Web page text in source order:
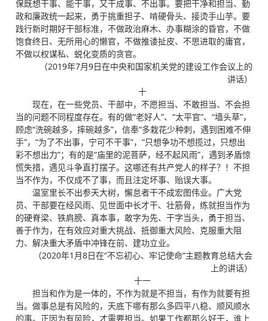
保既想干事、能干事，又干成事、不出事。要把干净和担当、勤
政和廉政统一起来，勇于挑重担子、啃硬骨头、接烫手山芋。要
践行新时期好干部标准，不做政治麻木、办事糊涂的昏官，不做
饱食终日、无所用心的懒官，不做推诿扯皮、不思进取的庸官，
不做以权谋私、蜕化变质的贪官。
（2019年7月9日在中央和国家机关党的建设工作会议上的
讲话）
十
现在，在一些党员、干部中，不愿担当、不敢担当、不会担
当的问题不同程度存在。有的做“老好人”、“太平官”、“墙头草”，
顾虑“洗碗越多，摔碗越多”，信奉“多栽花少种刺，遇到困难不伸
手”，“为了不出事，宁可不干事”，“只想争功不想揽过，只想出
彩不想出力”；有的是“庙里的泥菩萨，经不起风雨”，遇到矛盾惊
慌失措，遇见斗争直打摆子。这哪还有共产党人的样子？！不担
当不作为，不仅成不了事，而且注定坏事、贻误大事。
温室里长不出参天大树，懈怠者干不成宏图伟业。广大党
员、干部要在经风雨、见世面中长才干、壮筋骨，练就担当作为
的硬脊梁、铁肩膀、真本事，敢字为先、干字当头，勇于担当、
善于作为，在有效应对重大挑战、抵御重大风险、克服重大阻
力、解决重大矛盾中冲锋在前、建功立业。
（2020年1月8日在“不忘初心、牢记使命”主题教育总结大会
上的讲话）
十一
担当和作为是一体的，不作为就是不担当，有作为就要有担
当。做事总是有风险的，天底下哪有那么多四平八稳、顺风顺水
的事。正因为有风险，才需要担当。如果工作都那么好干，谁上